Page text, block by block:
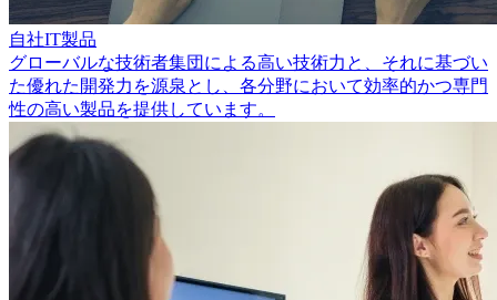
自社IT製品
グローバルな技術者集団による高い技術力と、それに基づい
た優れた開発力を源泉とし、各分野において効率的かつ専門
性の高い製品を提供しています。